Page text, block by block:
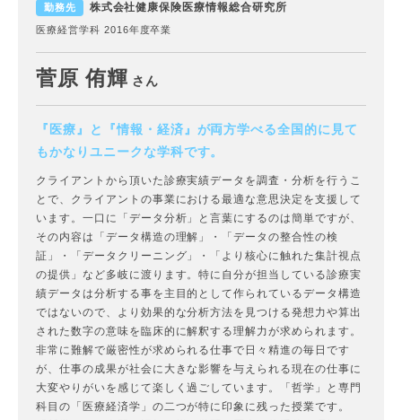
勤務先 株式会社健康保険医療情報総合研究所
医療経営学科 2016年度卒業
菅原 侑輝 さん
『医療』と『情報・経済』が両方学べる全国的に見て
もかなりユニークな学科です。
クライアントから頂いた診療実績データを調査・分析を行うこ
とで、クライアントの事業における最適な意思決定を支援して
います。一口に「データ分析」と言葉にするのは簡単ですが、
その内容は「データ構造の理解」・「データの整合性の検
証」・「データクリーニング」・「より核心に触れた集計視点
の提供」など多岐に渡ります。特に自分が担当している診療実
績データは分析する事を主目的として作られているデータ構造
ではないので、より効果的な分析方法を見つける発想力や算出
された数字の意味を臨床的に解釈する理解力が求められます。
非常に難解で厳密性が求められる仕事で日々精進の毎日です
が、仕事の成果が社会に大きな影響を与えられる現在の仕事に
大変やりがいを感じて楽しく過ごしています。「哲学」と専門
科目の「医療経済学」の二つが特に印象に残った授業です。